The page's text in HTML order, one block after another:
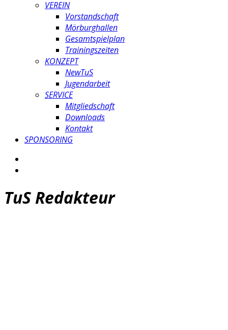
VEREIN
Vorstandschaft
Mörburghallen
Gesamtspielplan
Trainingszeiten
KONZEPT
NewTuS
Jugendarbeit
SERVICE
Mitgliedschaft
Downloads
Kontakt
SPONSORING
TuS Redakteur